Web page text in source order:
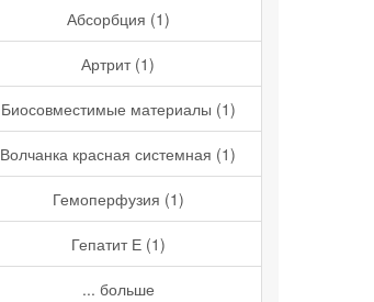
Абсорбция (1)
Артрит (1)
Биосовместимые материалы (1)
Волчанка красная системная (1)
Гемоперфузия (1)
Гепатит Е (1)
... больше